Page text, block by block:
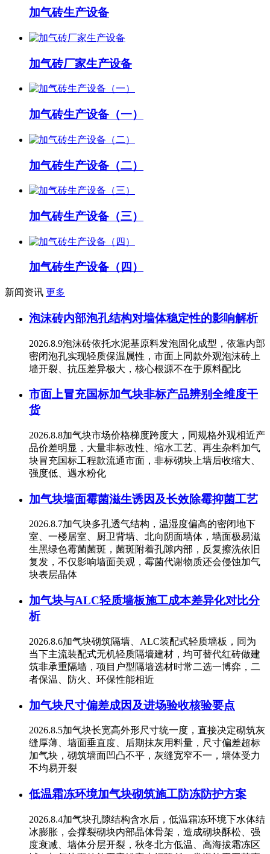
加气砖生产设备
加气砖厂家生产设备
加气砖生产设备（一）
加气砖生产设备（二）
加气砖生产设备（三）
加气砖生产设备（四）
新闻资讯 更多
泡沫砖内部泡孔结构对墙体稳定性的影响解析
2026.8.9泡沫砖依托水泥基原料发泡固化成型，依靠内部
密闭泡孔实现轻质保温属性，市面上同款外观泡沫砖上
墙开裂、抗压差异极大，核心根源不在于原料配比
市面上冒充国标加气块非标产品辨别全维度干
货
2026.8.8加气块市场价格梯度跨度大，同规格外观相近产
品价差明显，大量非标改性、缩水工艺、再生杂料加气
块冒充国标工程款流通市面，非标砌块上墙后收缩大、
强度低、遇水粉化
加气块墙面霉菌滋生诱因及长效除霉抑菌工艺
2026.8.7加气块多孔透气结构，温湿度偏高的密闭地下
室、一楼居室、厨卫背墙、北向阴面墙体，墙面极易滋
生黑绿色霉菌菌斑，菌斑附着孔隙内部，反复擦洗依旧
复发，不仅影响墙面美观，霉菌代谢物质还会侵蚀加气
块表层晶体
加气块与ALC轻质墙板施工成本差异化对比分
析
2026.8.6加气块砌筑隔墙、ALC装配式轻质墙板，同为
当下主流装配式无机轻质隔墙建材，均可替代红砖做建
筑非承重隔墙，项目户型隔墙选材时常二选一博弈，二
者保温、防火、环保性能相近
加气块尺寸偏差成因及进场验收核验要点
2026.8.5加气块长宽高外形尺寸统一度，直接决定砌筑灰
缝厚薄、墙面垂直度、后期抹灰用料量，尺寸偏差超标
加气块，砌筑墙面凹凸不平，灰缝宽窄不一，墙体受力
不均易开裂
低温霜冻环境加气块砌筑施工防冻防护方案
2026.8.4加气块孔隙结构含水后，低温霜冻环境下水体结
冰膨胀，会撑裂砌块内部晶体骨架，造成砌块酥松、强
度衰减、墙体分层开裂，秋冬北方低温、高海拔霜冻区